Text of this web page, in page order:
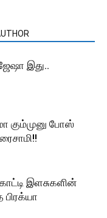
இது..
கும்முனு போஸ்
இளசுகளின்